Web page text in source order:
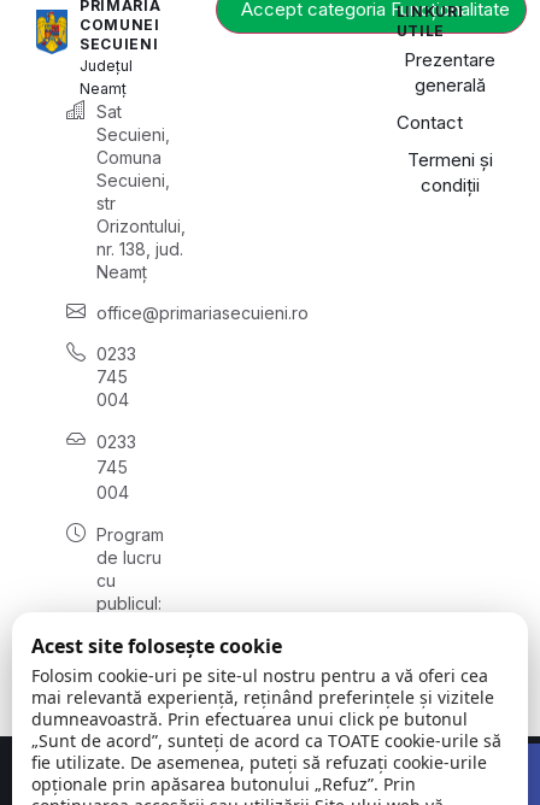
PRIMĂRIA
COMUNEI
SECUIENI
Județul
Neamț
Sat
Secuieni,
Comuna
Secuieni,
str
Orizontului,
nr. 138, jud.
Neamț
office@primariasecuieni.ro
0233
745
004
0233
745
004
Program
de lucru
cu
publicul:
vineri
08:00 -
16:00
Accept categoria Funcționalitate
LINKURI
UTILE
Prezentare
generală
Contact
Termeni și
condiții
Concept realizat deBig Media Relații Publice SRL
Acest site folosește cookie
Folosim cookie-uri pe site-ul nostru pentru a vă oferi cea
mai relevantă experiență, reținând preferințele și vizitele
dumneavoastră. Prin efectuarea unui click pe butonul
„Sunt de acord”, sunteți de acord ca TOATE cookie-urile să
fie utilizate. De asemenea, puteți să refuzați cookie-urile
opționale prin apăsarea butonului „Refuz”. Prin